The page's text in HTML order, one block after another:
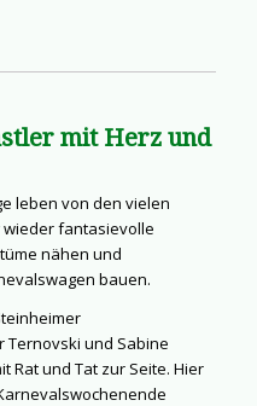
mit Herz und
leben von den vielen
fantasievolle
nähen und
bauen.
Ternovski und Sabine
Rat und Tat zur Seite. Hier